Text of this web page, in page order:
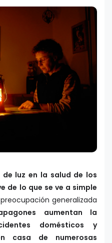
luz en la salud de los
de lo que se ve a simple
generalizada
aumentan la
domésticos y
casa de numerosas